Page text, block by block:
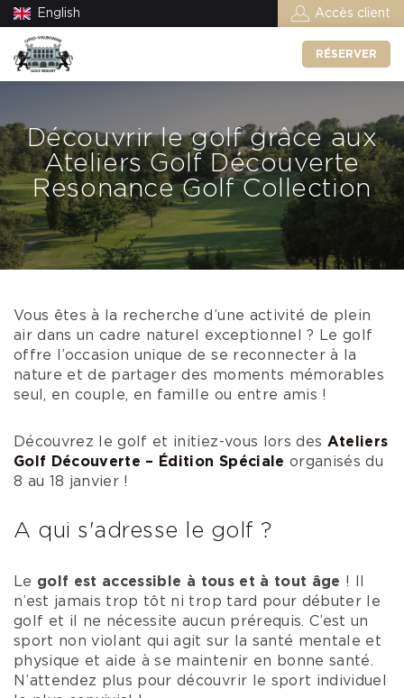
English Accès client
RÉSERVER
Découvrir le golf grâce aux
Ateliers Golf Découverte
Resonance Golf Collection
Vous êtes à la recherche d’une activité de plein
air dans un cadre naturel exceptionnel ? Le golf
offre l’occasion unique de se reconnecter à la
nature et de partager des moments mémorables
seul, en couple, en famille ou entre amis !
Découvrez le golf et initiez-vous lors des Ateliers
Golf Découverte – Édition Spéciale organisés du
8 au 18 janvier !
A qui s'adresse le golf ?
Le golf est accessible à tous et à tout âge ! Il
n’est jamais trop tôt ni trop tard pour débuter le
golf et il ne nécessite aucun prérequis. C’est un
sport non violant qui agit sur la santé mentale et
physique et aide à se maintenir en bonne santé.
N’attendez plus pour découvrir le sport individuel